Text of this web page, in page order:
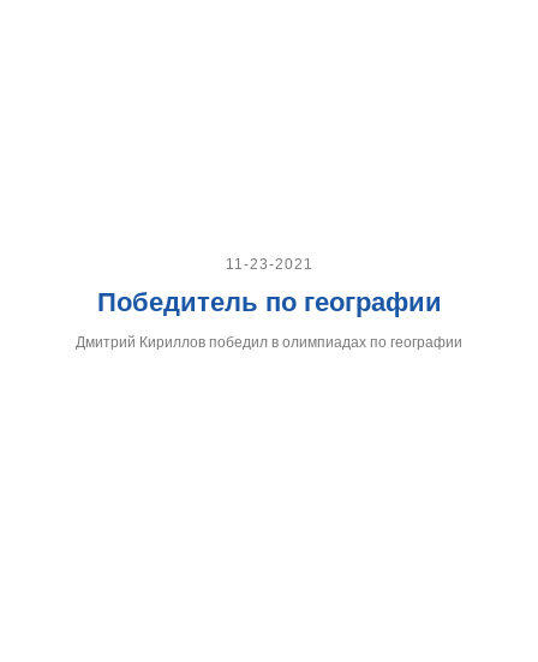
11-23-2021
Победитель по географии
Дмитрий Кириллов победил в олимпиадах по географии